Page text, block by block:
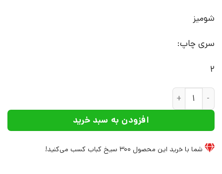
شومیز
سری چاپ:
2
کتاب مفاهیم و مباحث بنیادین، عکاسی معاصر و نظریه |
افزودن به سبد خرید
شما با خرید این محصول 300 سیخ کباب کسب می‌کنید!